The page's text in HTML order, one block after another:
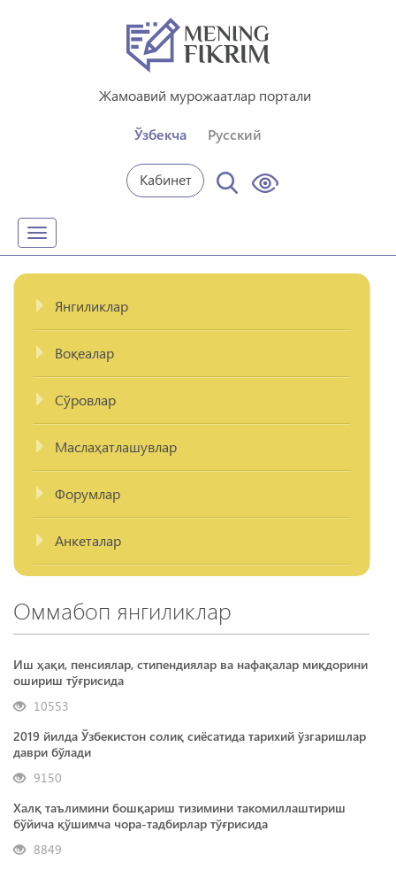
Жамоавий мурожаатлар портали
Ўзбекча Русский
Кабинет
Toggle
navigation
Янгиликлар
Воқеалар
Сўровлар
Маслаҳатлашувлар
Форумлар
Анкеталар
Оммабоп янгиликлар
Иш ҳақи, пенсиялар, стипендиялар ва нафақалар миқдорини
ошириш тўғрисида
10553
2019 йилда Ўзбекистон солиқ сиёсатида тарихий ўзгаришлар
даври бўлади
9150
Халқ таълимини бошқариш тизимини такомиллаштириш
бўйича қўшимча чора-тадбирлар тўғрисида
8849